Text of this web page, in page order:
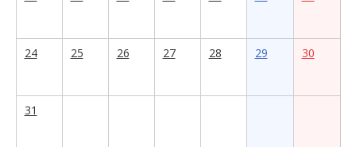
24 25 26 27 28 29 30
31